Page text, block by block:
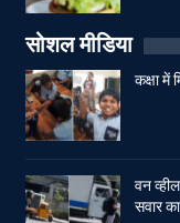
सोशल मीडिया
कक्षा में
वन
सवार